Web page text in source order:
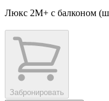
Люкс 2М+ с балконом
Забронировать